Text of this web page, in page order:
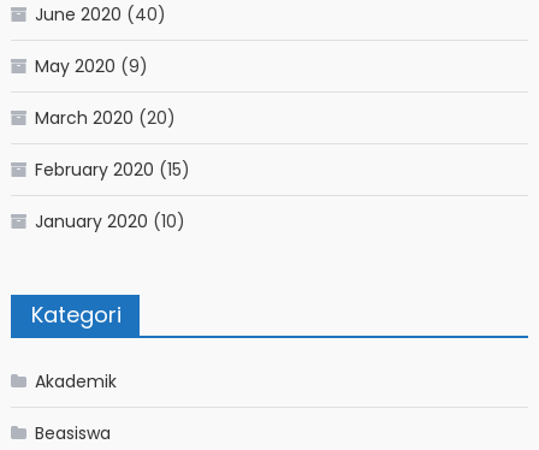
June 2020 (40)
May 2020 (9)
March 2020 (20)
February 2020 (15)
January 2020 (10)
Kategori
Akademik
Beasiswa